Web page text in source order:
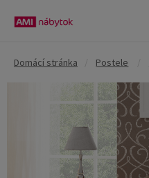
Domácí stránka Postele